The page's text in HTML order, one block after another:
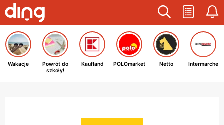
Wakacje
Powrót do
szkoły!
Kaufland POLOmarket Netto Intermarche